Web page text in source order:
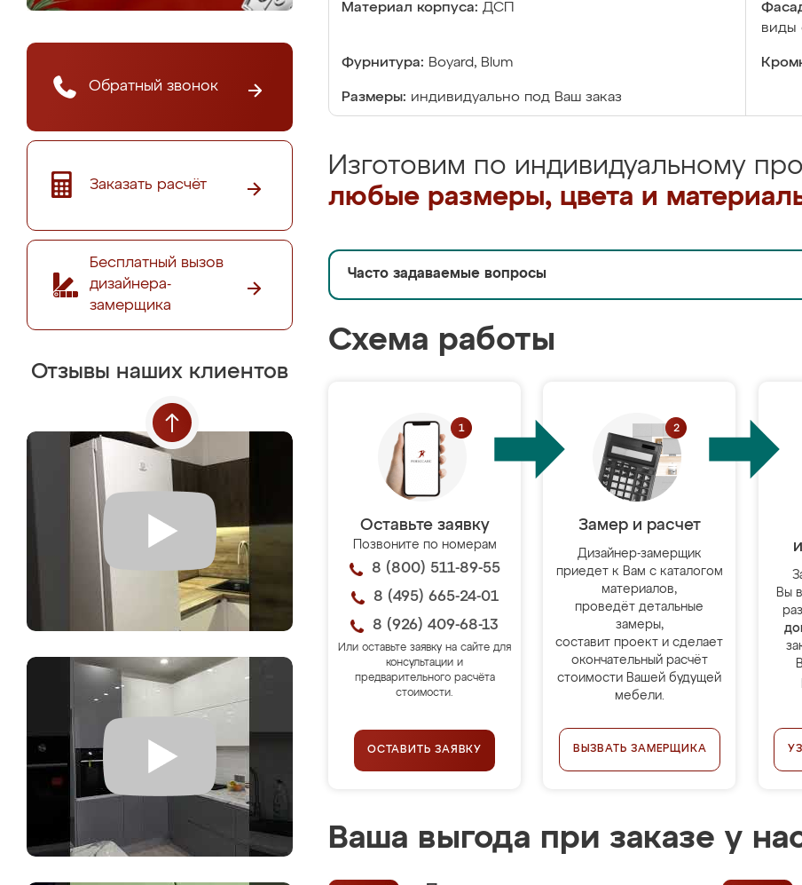
Обратный звонок
Заказать расчёт
Бесплатный вызов
дизайнера-
замерщика
Отзывы наших клиентов
Материал корпуса: ДСП
виды
Фурнитура: Boyard, Blum
Размеры: индивидуально под Ваш заказ
Изготовим по индивидуальному
любые размеры, цвета и
Часто задаваемые вопросы
Схема работы
Оставьте заявку
Позвоните по номерам
8 (800) 511-89-55
8 (495) 665-24-01
8 (926) 409-68-13
Или оставьте заявку на сайте для
консультации и
предварительного расчёта
стоимости.
ОСТАВИТЬ ЗАЯВКУ
Замер и расчет
Дизайнер-замерщик
приедет к Вам с каталогом
материалов,
проведёт детальные
замеры,
составит проект и сделает
окончательный расчёт
стоимости Вашей будущей
мебели.
ВЫЗВАТЬ ЗАМЕРЩИКА
Вы
Ваша выгода при заказе у